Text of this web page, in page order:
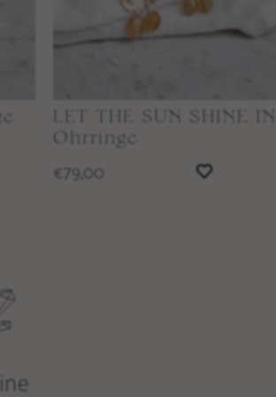
LET THE SUN SHINE IN
Ohrringe
€ 79,00